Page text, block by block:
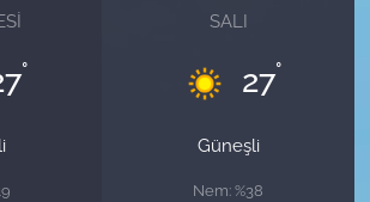
°
SALI
27°
Güneşli
Nem: %38